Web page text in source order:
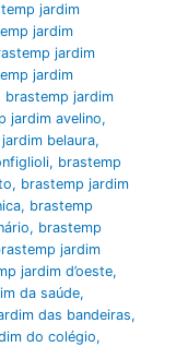
jardim
jardim
jardim
jardim
brastemp jardim
jardim avelino,
belaura,
, brastemp
, brastemp jardim
, brastemp
, brastemp
jardim
jardim d’oeste,
da saúde,
das bandeiras,
do colégio,